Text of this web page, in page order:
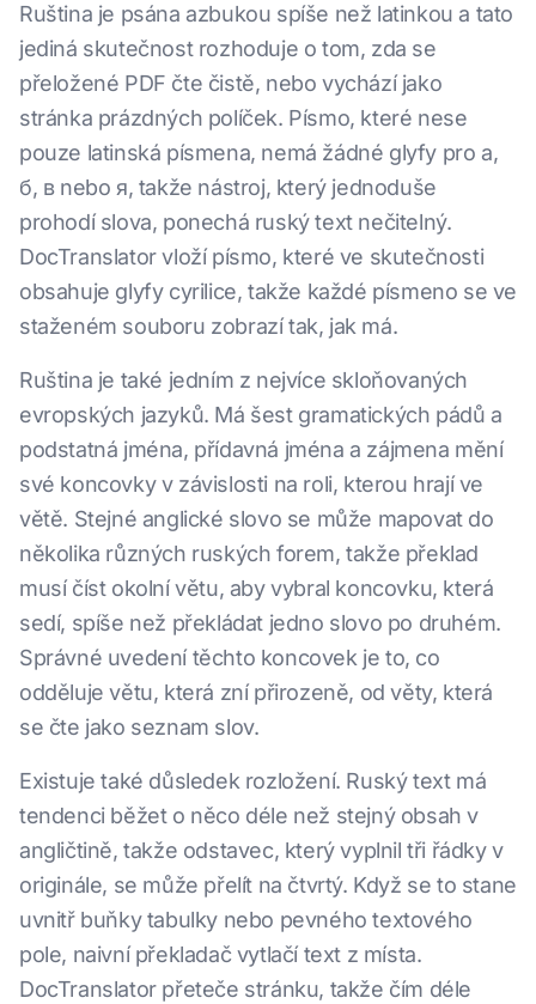
Ruština je psána azbukou spíše než latinkou a tato
jediná skutečnost rozhoduje o tom, zda se
přeložené PDF čte čistě, nebo vychází jako
stránka prázdných políček. Písmo, které nese
pouze latinská písmena, nemá žádné glyfy pro а,
б, в nebo я, takže nástroj, který jednoduše
prohodí slova, ponechá ruský text nečitelný.
DocTranslator vloží písmo, které ve skutečnosti
obsahuje glyfy cyrilice, takže každé písmeno se ve
staženém souboru zobrazí tak, jak má.
Ruština je také jedním z nejvíce skloňovaných
evropských jazyků. Má šest gramatických pádů a
podstatná jména, přídavná jména a zájmena mění
své koncovky v závislosti na roli, kterou hrají ve
větě. Stejné anglické slovo se může mapovat do
několika různých ruských forem, takže překlad
musí číst okolní větu, aby vybral koncovku, která
sedí, spíše než překládat jedno slovo po druhém.
Správné uvedení těchto koncovek je to, co
odděluje větu, která zní přirozeně, od věty, která
se čte jako seznam slov.
Existuje také důsledek rozložení. Ruský text má
tendenci běžet o něco déle než stejný obsah v
angličtině, takže odstavec, který vyplnil tři řádky v
originále, se může přelít na čtvrtý. Když se to stane
uvnitř buňky tabulky nebo pevného textového
pole, naivní překladač vytlačí text z místa.
DocTranslator přeteče stránku, takže čím déle